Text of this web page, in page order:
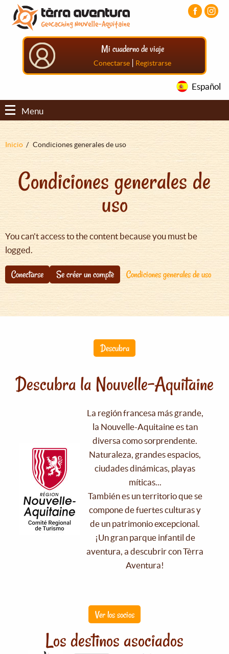
Pasar
contenido
principal
Pasar
menú
principal
Pasar
principal
Mi cuaderno de viaje
Conectarse | Registrarse
Español
Menu
Sobrescribir
ayuda
navegación
Inicio Condiciones generales de uso
Condiciones generales de
uso
You can't access to the content because you must be
logged.
Conectarse Se créer un compte Condiciones generales de uso
Descubra
Descubra la Nouvelle-Aquitaine
La región francesa más grande,
la Nouvelle-Aquitaine es tan
diversa como sorprendente.
Naturaleza, grandes espacios,
ciudades dinámicas, playas
míticas...
También es un territorio que se
compone de fuertes culturas y
de un patrimonio excepcional.
¡Un gran parque infantil de
aventura, a descubrir con Tèrra
Aventura!
Ver los socios
Los destinos asociados